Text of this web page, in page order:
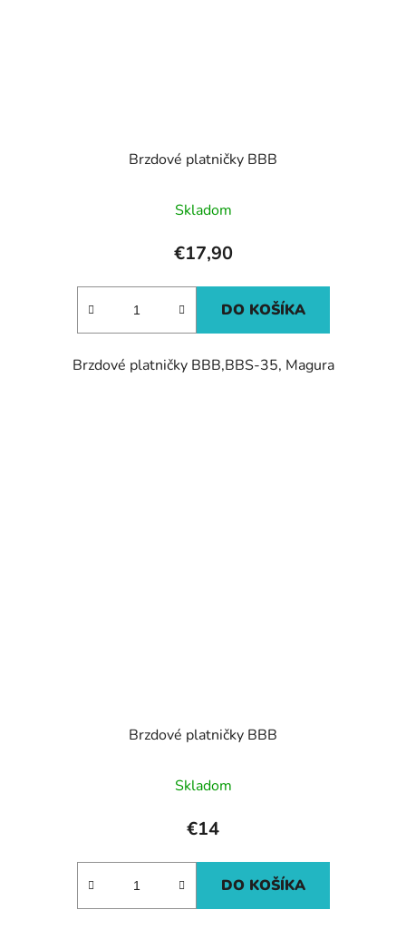
Brzdové platničky BBB
Skladom
€17,90
DO KOŠÍKA
Brzdové platničky BBB,BBS-35, Magura
Brzdové platničky BBB
Skladom
€14
DO KOŠÍKA